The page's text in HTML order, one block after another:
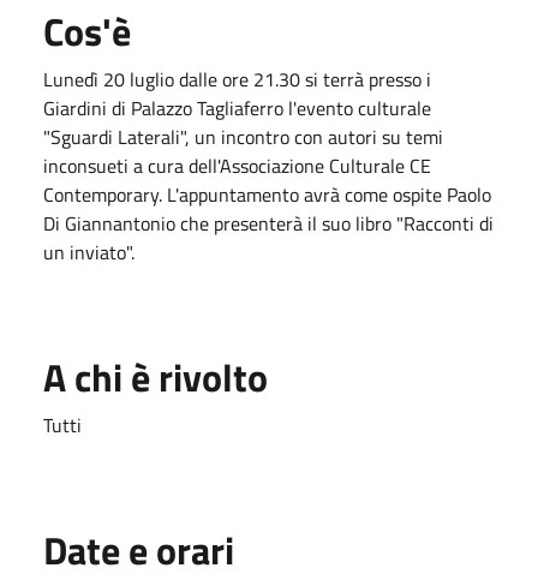
Cos'è
Lunedì 20 luglio dalle ore 21.30 si terrà presso i
Giardini di Palazzo Tagliaferro l'evento culturale
"Sguardi Laterali", un incontro con autori su temi
inconsueti a cura dell'Associazione Culturale CE
Contemporary. L'appuntamento avrà come ospite Paolo
Di Giannantonio che presenterà il suo libro "Racconti di
un inviato".
A chi è rivolto
Tutti
Date e orari